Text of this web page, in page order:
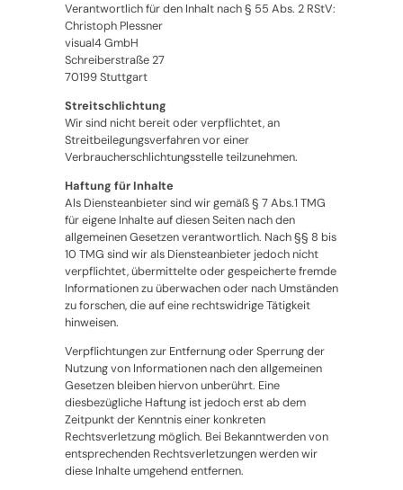
Verantwortlich für den Inhalt nach § 55 Abs. 2 RStV:
Christoph Plessner
visual4 GmbH
Schreiberstraße 27
70199 Stuttgart
Streitschlichtung
Wir sind nicht bereit oder verpflichtet, an
Streitbeilegungsverfahren vor einer
Verbraucherschlichtungsstelle teilzunehmen.
Haftung für Inhalte
Als Diensteanbieter sind wir gemäß § 7 Abs.1 TMG
für eigene Inhalte auf diesen Seiten nach den
allgemeinen Gesetzen verantwortlich. Nach §§ 8 bis
10 TMG sind wir als Diensteanbieter jedoch nicht
verpflichtet, übermittelte oder gespeicherte fremde
Informationen zu überwachen oder nach Umständen
zu forschen, die auf eine rechtswidrige Tätigkeit
hinweisen.
Verpflichtungen zur Entfernung oder Sperrung der
Nutzung von Informationen nach den allgemeinen
Gesetzen bleiben hiervon unberührt. Eine
diesbezügliche Haftung ist jedoch erst ab dem
Zeitpunkt der Kenntnis einer konkreten
Rechtsverletzung möglich. Bei Bekanntwerden von
entsprechenden Rechtsverletzungen werden wir
diese Inhalte umgehend entfernen.